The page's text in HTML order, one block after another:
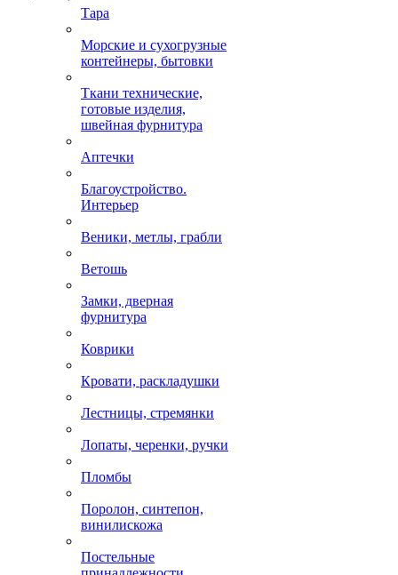
Тара
Морские и сухогрузные
контейнеры, бытовки
Ткани технические,
готовые изделия,
швейная фурнитура
Аптечки
Благоустройство.
Интерьер
Веники, метлы, грабли
Ветошь
Замки, дверная
фурнитура
Коврики
Кровати, раскладушки
Лестницы, стремянки
Лопаты, черенки, ручки
Пломбы
Поролон, синтепон,
винилискожа
Постельные